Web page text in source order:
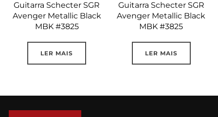
Guitarra Schecter SGR
Avenger Metallic Black
MBK #3825
LER MAIS
Guitarra Schecter SGR
Avenger Metallic Black
MBK #3825
LER MAIS